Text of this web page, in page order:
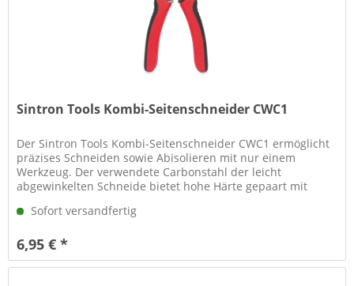
Sintron Tools Kombi-Seitenschneider CWC1
Der Sintron Tools Kombi-Seitenschneider CWC1 ermöglicht
präzises Schneiden sowie Abisolieren mit nur einem
Werkzeug. Der verwendete Carbonstahl der leicht
abgewinkelten Schneide bietet hohe Härte gepaart mit
Sofort versandfertig
6,95 € *